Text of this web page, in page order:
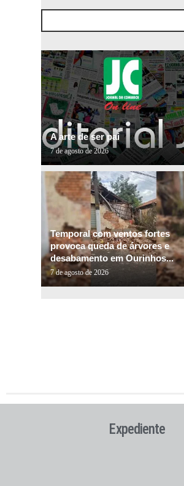
A arte de ser pai
7 de agosto de 2026
Temporal com ventos fortes
provoca queda de árvores e
desabamento em Ourinhos...
7 de agosto de 2026
Expediente